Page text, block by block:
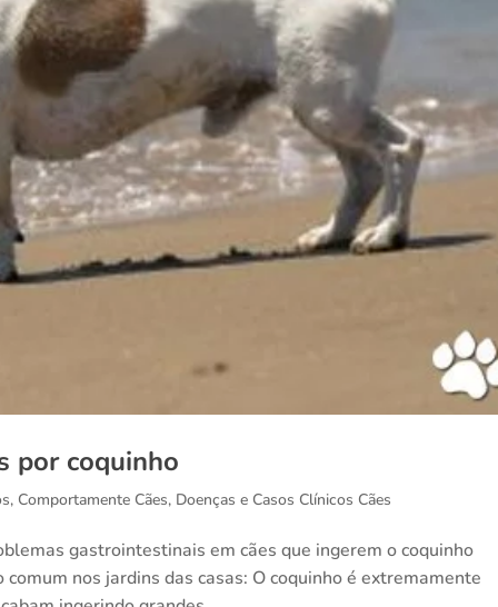
por coquinho
, Comportamente Cães, Doenças e Casos Clínicos Cães
gastrointestinais em cães que ingerem o coquinho
nos jardins das casas: O coquinho é extremamente